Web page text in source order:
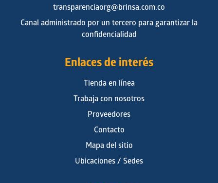
transparenciaorg@brinsa.com.co
Canal administrado por un tercero para garantizar la
confidencialidad
Enlaces de interés
Tienda en línea
Trabaja con nosotros
Proveedores
Contacto
Mapa del sitio
Ubicaciones / Sedes